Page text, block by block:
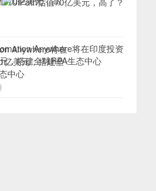
Anywhere将在
亿美元，搭建全
中心